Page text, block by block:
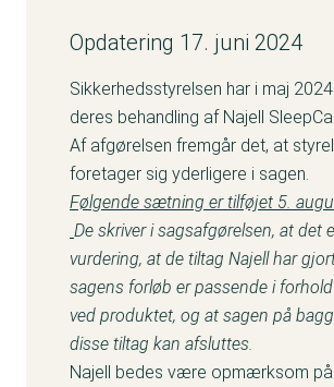
Opdatering 17. juni 2024
Sikkerhedsstyrelsen har i maj
deres behandling af Najell
Af afgørelsen fremgår det, at
foretager sig yderligere i sagen.
Følgende sætning er tilføjet 5.
De skriver i sagsafgørelsen, at det
vurdering, at de tiltag Najell har
sagens forløb er passende i
ved produktet, og at sagen på
disse tiltag kan afsluttes.
Najell bedes være opmærksom